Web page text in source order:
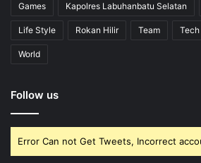
Games Kapolres Labuhanbatu Selatan
Life Style Rokan Hilir Team Tech
World
Follow us
Error Can not Get Tweets, Incorrect